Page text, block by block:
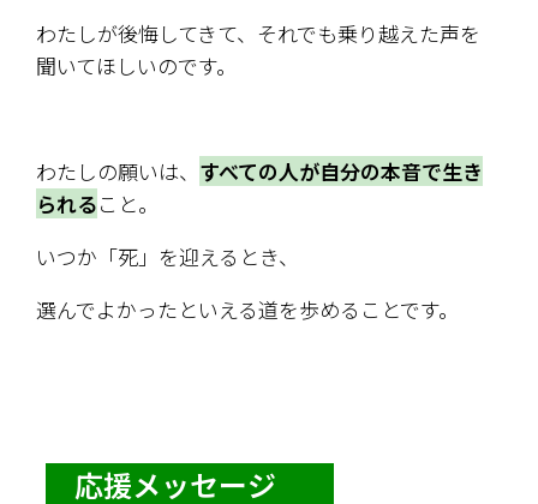
わたしが後悔してきて、それでも乗り越えた声を
聞いてほしいのです。
わたしの願いは、 すべての人が自分の本音で生き
られること。
いつか「死」を迎えるとき、
選んでよかったといえる道を歩めることです。
応援メッセージ